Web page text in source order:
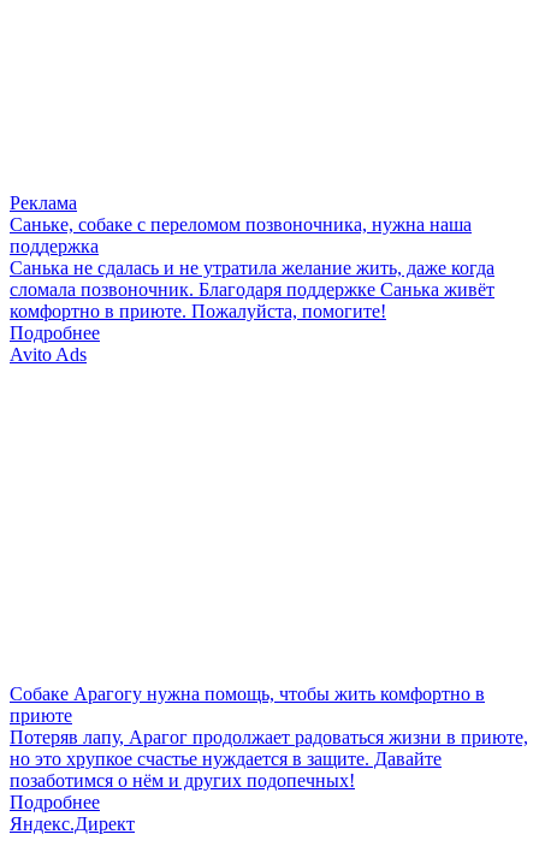
Реклама
Саньке, собаке с переломом позвоночника, нужна наша
поддержка
Санька не сдалась и не утратила желание жить, даже когда
сломала позвоночник. Благодаря поддержке Санька живёт
комфортно в приюте. Пожалуйста, помогите!
Подробнее
Avito Ads
Собаке Арагогу нужна помощь, чтобы жить комфортно в
приюте
Потеряв лапу, Арагог продолжает радоваться жизни в приюте,
но это хрупкое счастье нуждается в защите. Давайте
позаботимся о нём и других подопечных!
Подробнее
Яндекс.Директ